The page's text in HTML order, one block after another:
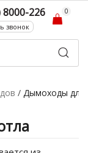
8000-226
звонок
0
/ Дымоходы для